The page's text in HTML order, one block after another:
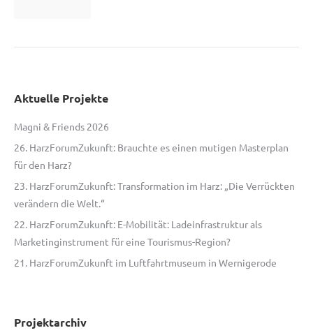
Aktuelle Projekte
Magni & Friends 2026
26. HarzForumZukunft: Brauchte es einen mutigen Masterplan
für den Harz?
23. HarzForumZukunft: Transformation im Harz: „Die Verrückten
verändern die Welt.“
22. HarzForumZukunft: E-Mobilität: Ladeinfrastruktur als
Marketinginstrument für eine Tourismus-Region?
21. HarzForumZukunft im Luftfahrtmuseum in Wernigerode
Projektarchiv